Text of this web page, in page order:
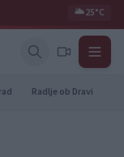
🌥️25°C
Radlje ob Dravi